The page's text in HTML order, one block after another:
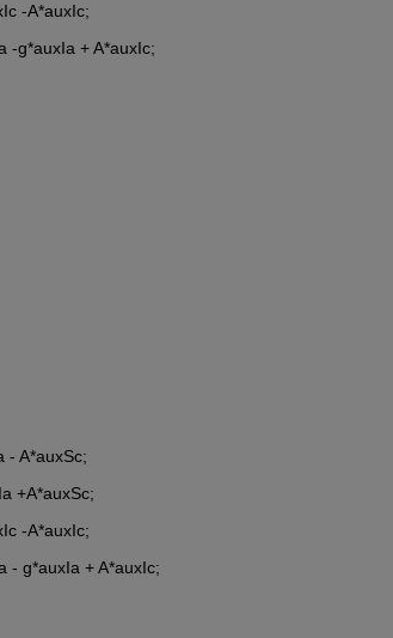
-A*auxIc;
g*auxIa + A*auxIc;
- A*auxSc;
+A*auxSc;
-A*auxIc;
g*auxIa + A*auxIc;